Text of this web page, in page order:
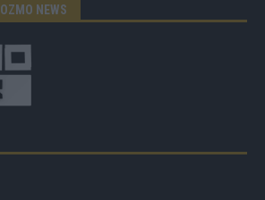
NEWS